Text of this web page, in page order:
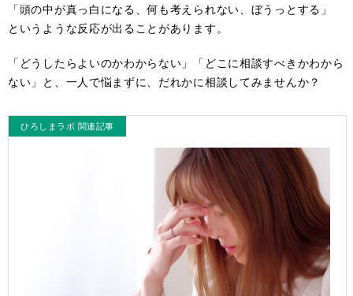
「頭の中が真っ白になる、何も考えられない、ぼうっとする」
というような反応が出ることがあります。
「どうしたらよいのかわからない」「どこに相談すべきかわから
ない」と、一人で悩まずに、だれかに相談してみませんか？
ひろしまラボ 関連記事